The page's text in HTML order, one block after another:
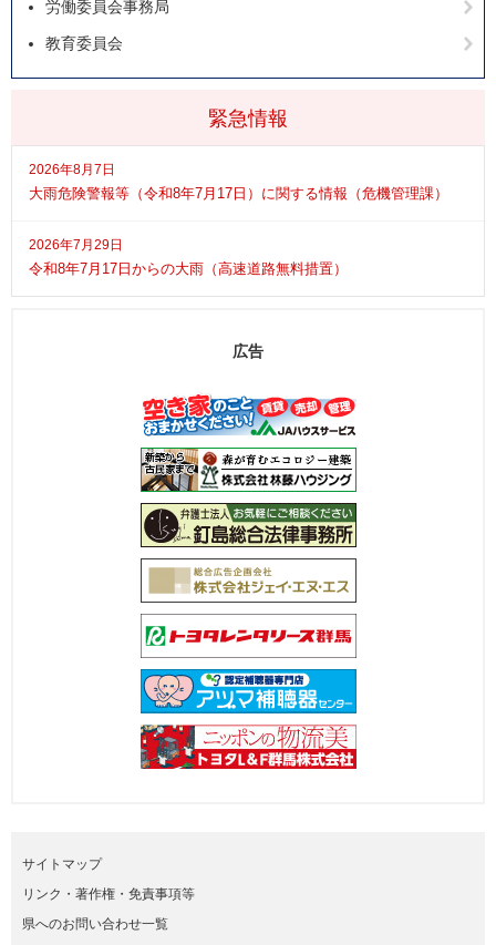
緊急情報
2026年8月7日
大雨危険警報等（令和8年7月17日）に関する情報（危機管理課）
2026年7月29日
令和8年7月17日からの大雨（高速道路無料措置）
労働委員会事務局
教育委員会
広告
サイトマップ
リンク・著作権・免責事項等
県へのお問い合わせ一覧